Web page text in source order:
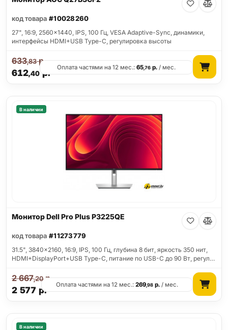
код товара #10028260
27", 16:9, 2560x1440, IPS, 100 Гц, VESA Adaptive-Sync, динамики,
интерфейсы HDMI+USB Type-C, регулировка высоты
612,40р.
633,83р.
Оплата частями на 12 мес.:65,76 р. / мес.
В наличии
Монитор Dell Pro Plus P3225QE
код товара #11273779
31.5", 3840x2160, 16:9, IPS, 100 Гц, глубина 8 бит, яркость 350 нит,
HDMI+DisplayPort+USB Type-C, питание по USB-C до 90 Вт, регул…
2 577 р.
2 667,20р.
Оплата частями на 12 мес.:269,98 р. / мес.
В наличии